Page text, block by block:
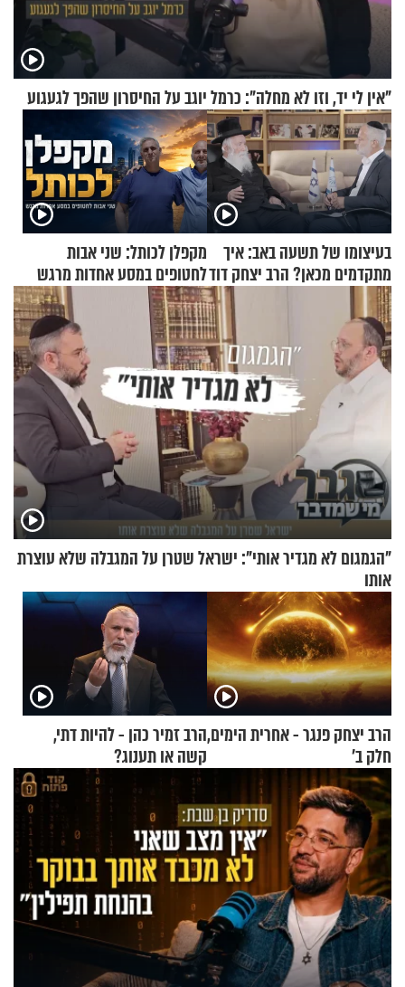
"אין לי יד, וזו לא מחלה": כרמל יוגב על החיסרון שהפך לגעגוע
בעיצומו של תשעה באב: איך
מתקדמים מכאן? הרב יצחק דוד
גרוסמן בשיחה מיוחדת
מקפלן לכותל: שני אבות
לחטופים במסע אחדות מרגש
"הגמגום לא מגדיר אותי": ישראל שטרן על המגבלה שלא עוצרת
אותו
הרב יצחק פנגר - אחרית הימים,
חלק ב’
הרב זמיר כהן - להיות דתי,
קשה או תענוג?